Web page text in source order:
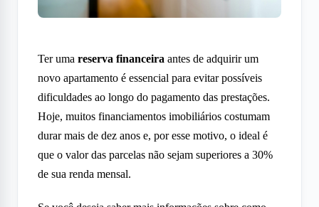
Ter uma reserva financeira antes de adquirir um
novo apartamento é essencial para evitar possíveis
dificuldades ao longo do pagamento das prestações.
Hoje, muitos financiamentos imobiliários costumam
durar mais de dez anos e, por esse motivo, o ideal é
que o valor das parcelas não sejam superiores a 30%
de sua renda mensal.